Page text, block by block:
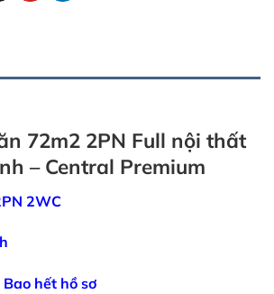
72m2 2PN Full nội thất
– Central Premium
2WC
hết hồ sơ